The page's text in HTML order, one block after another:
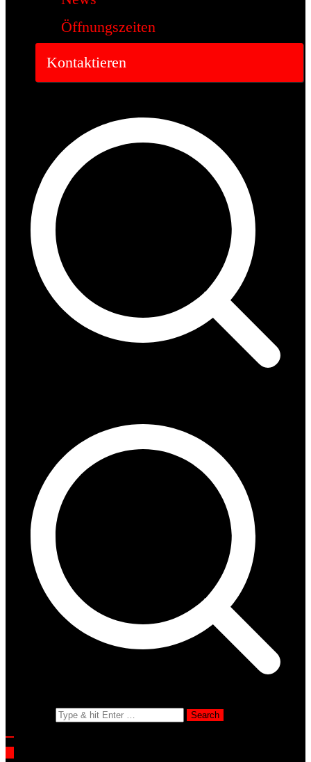
Öffnungszeiten
Kontaktieren